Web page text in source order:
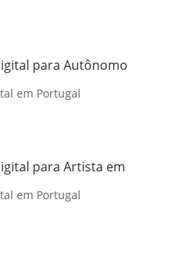
para Autônomo
em Portugal
para Artista em
em Portugal